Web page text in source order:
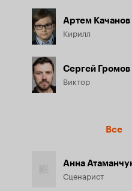
Артем Качанов
Кирилл
Сергей Громов
Виктор
Все
Анна
Сценарист